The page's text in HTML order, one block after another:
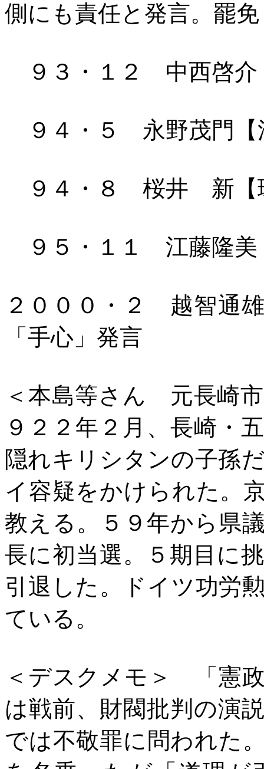
側にも責任と発言。罷免
９３・１２ 中西啓介
９４・５ 永野茂門【
９４・８ 桜井 新【
９５・１１ 江藤隆美
２０００・２ 越智通
「手心」発言
＜本島等さん 元長崎
９２２年２月、長崎・
隠れキリシタンの子孫
イ容疑をかけられた。
教える。５９年から県
長に初当選。５期目に
引退した。ドイツ功労
ている。
＜デスクメモ＞ 「憲
は戦前、財閥批判の演
では不敬罪に問われた